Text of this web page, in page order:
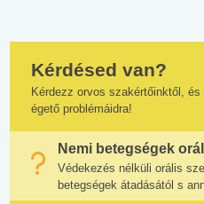
Kérdésed van?
Kérdezz orvos szakértőinktől,
égető problémáidra!
Nemi betegségek
Védekezés nélküli orális
betegségek átadásától s